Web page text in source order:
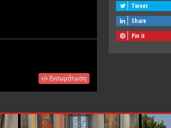
Ενσωμάτωση
Tweet
Share
Pin it